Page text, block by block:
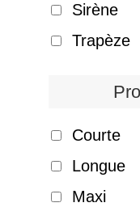
Sirène
Trapèze
Courte
Longue
Maxi